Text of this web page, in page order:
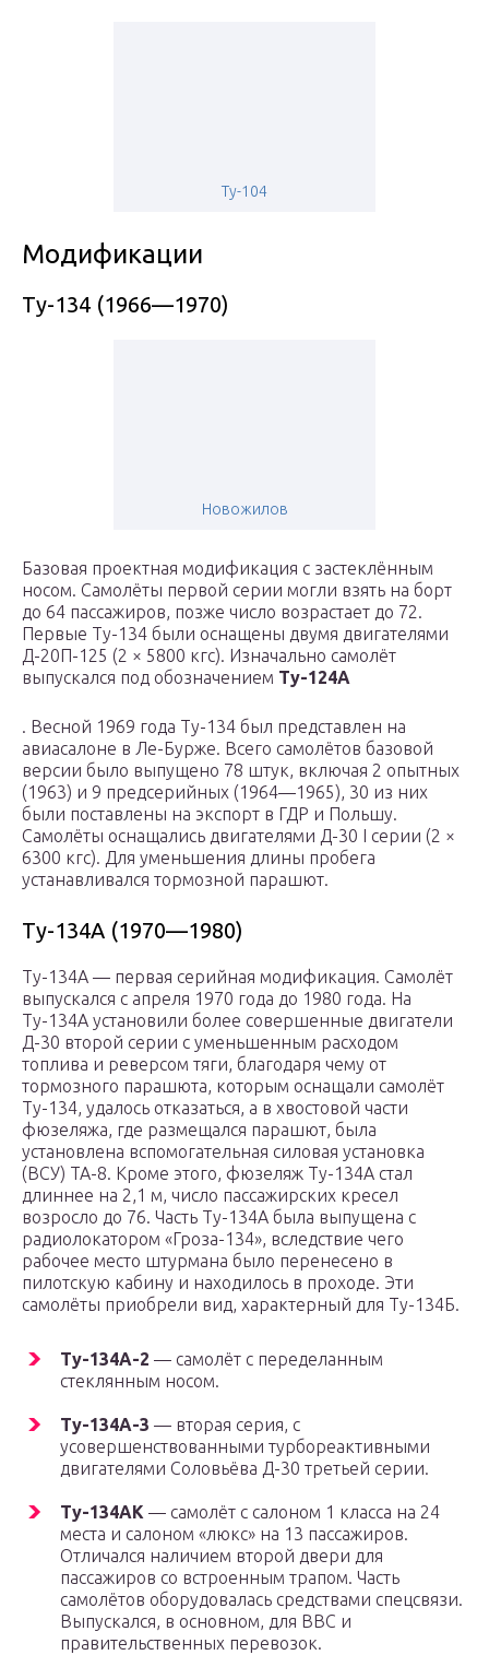
Ту-104
Модификации
Ту-134 (1966—1970)
Новожилов
Базовая проектная модификация с застеклённым
носом. Самолёты первой серии могли взять на борт
до 64 пассажиров, позже число возрастает до 72.
Первые Ту-134 были оснащены двумя двигателями
Д-20П-125 (2 × 5800 кгс). Изначально самолёт
выпускался под обозначением Ту-124А
. Весной 1969 года Ту-134 был представлен на
авиасалоне в Ле-Бурже. Всего самолётов базовой
версии было выпущено 78 штук, включая 2 опытных
(1963) и 9 предсерийных (1964—1965), 30 из них
были поставлены на экспорт в ГДР и Польшу.
Самолёты оснащались двигателями Д-30 I серии (2 ×
6300 кгс). Для уменьшения длины пробега
устанавливался тормозной парашют.
Ту-134А (1970—1980)
Ту-134А — первая серийная модификация. Самолёт
выпускался с апреля 1970 года до 1980 года. На
Ту-134А установили более совершенные двигатели
Д-30 второй серии с уменьшенным расходом
топлива и реверсом тяги, благодаря чему от
тормозного парашюта, которым оснащали самолёт
Ту-134, удалось отказаться, а в хвостовой части
фюзеляжа, где размещался парашют, была
установлена вспомогательная силовая установка
(ВСУ) ТА-8. Кроме этого, фюзеляж Ту-134А стал
длиннее на 2,1 м, число пассажирских кресел
возросло до 76. Часть Ту-134А была выпущена с
радиолокатором «Гроза-134», вследствие чего
рабочее место штурмана было перенесено в
пилотскую кабину и находилось в проходе. Эти
самолёты приобрели вид, характерный для Ту-134Б.
Ту-134А-2 — самолёт с переделанным
стеклянным носом.
Ту-134А-3 — вторая серия, с
усовершенствованными турбореактивными
двигателями Соловьёва Д-30 третьей серии.
Ту-134АК — самолёт с салоном 1 класса на 24
места и салоном «люкс» на 13 пассажиров.
Отличался наличием второй двери для
пассажиров со встроенным трапом. Часть
самолётов оборудовалась средствами спецсвязи.
Выпускался, в основном, для ВВС и
правительственных перевозок.